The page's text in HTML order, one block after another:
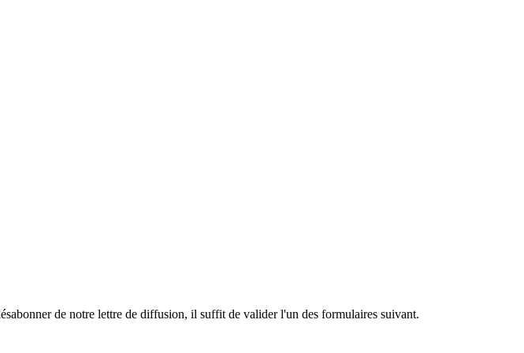
de notre lettre de diffusion, il suffit de valider l'un des formulaires suivant.